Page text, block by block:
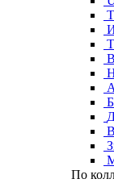
По